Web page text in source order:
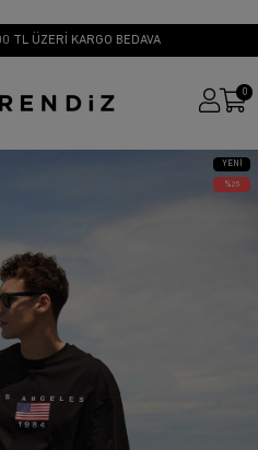
TL ÜZERİ KARGO BEDAVA
0
YENI
ÜRÜN
25